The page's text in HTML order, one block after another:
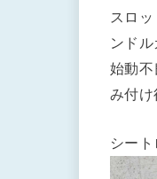
スロ
ンド
始動不
み付け
シー